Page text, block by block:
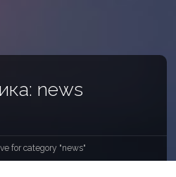
news
for category "news"